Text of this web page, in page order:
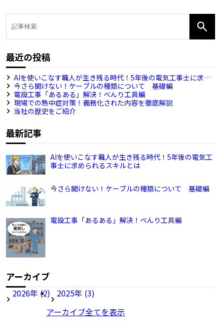
最近の投稿
AIを使いこなす職人が生き残る時代！5年後の電気工事士に求め
られるスキルとは
今さら聞けない！ケーブルの種類について 基礎編
電設工事「あるある」解決！べんり工具編
現場での熱中症対策！義務化された内容を徹底解説
当社の歴史をご紹介
最新記事
AIを使いこなす職人が生き残る時代！5年後の電気工
事士に求められるスキルとは
今さら聞けない！ケーブルの種類について 基礎編
電設工事「あるある」解決！べんり工具編
アーカイブ
2026年 (2)
2025年 (3)
アーカイブ全てを表示